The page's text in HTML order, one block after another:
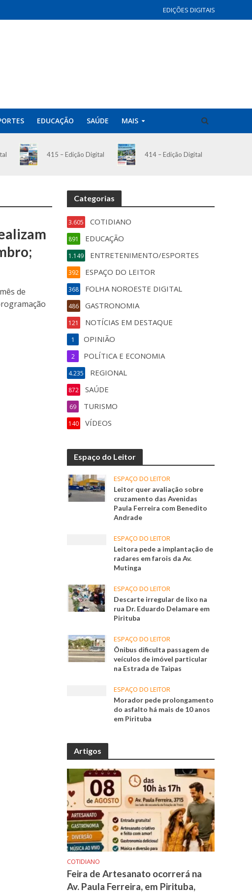
EDIÇÕES DIGITAIS
EDUCAÇÃO SAÚDE MAIS
415 – Edição Digital 414 – Edição Digital
de
Categorias
COTIDIANO
3.605
EDUCAÇÃO
891
ENTRETENIMENTO/ESPORTES
1.149
ESPAÇO DO LEITOR
392
FOLHA NOROESTE DIGITAL
368
GASTRONOMIA
486
NOTÍCIAS EM DESTAQUE
121
OPINIÃO
1
POLÍTICA E ECONOMIA
2
REGIONAL
4.235
SAÚDE
872
TURISMO
69
VÍDEOS
140
Espaço do Leitor
ESPAÇO DO LEITOR
Leitor quer avaliação sobre
cruzamento das Avenidas
Paula Ferreira com Benedito
Andrade
ESPAÇO DO LEITOR
Leitora pede a implantação de
radares em farois da Av.
Mutinga
ESPAÇO DO LEITOR
Descarte irregular de lixo na
rua Dr. Eduardo Delamare em
Pirituba
ESPAÇO DO LEITOR
Ônibus dificulta passagem de
veículos de imóvel particular
na Estrada de Taipas
ESPAÇO DO LEITOR
Morador pede prolongamento
do asfalto há mais de 10 anos
em Pirituba
Artigos
COTIDIANO
Feira de Artesanato ocorrerá na
Av. Paula Ferreira, em Pirituba,